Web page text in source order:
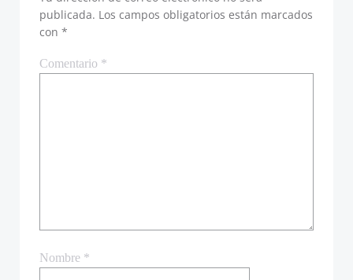
publicada. Los campos obligatorios están marcados
con *
Comentario *
Nombre *